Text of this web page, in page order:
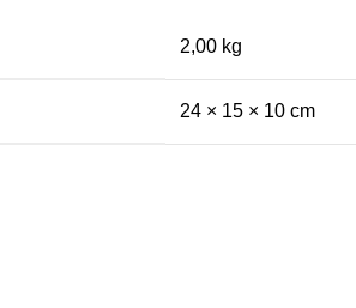
2,00 kg
24 × 15 × 10 cm